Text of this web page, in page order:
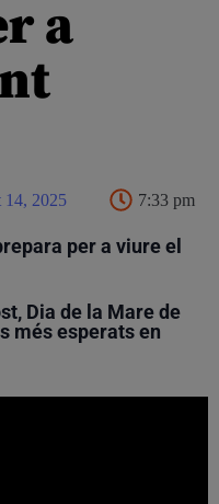
a
14, 2025 7:33 pm
per a viure el
Dia de la Mare de
més esperats en